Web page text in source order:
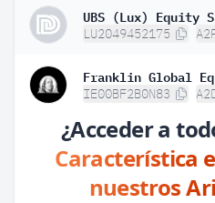
LU2049452175
Franklin Global
IE00BF2B0N83
¿Acceder a
Característica
nuestros